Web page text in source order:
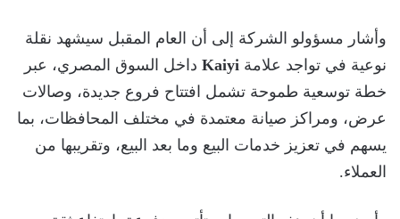
وأشار مسؤولو الشركة إلى أن العام المقبل سيشهد نقلة
نوعية في تواجد علامة Kaiyi داخل السوق المصري، عبر
خطة توسعية طموحة تشمل افتتاح فروع جديدة، وصالات
عرض، ومراكز صيانة معتمدة في مختلف المحافظات، بما
يسهم في تعزيز خدمات البيع وما بعد البيع، وتقريبها من
العملاء.